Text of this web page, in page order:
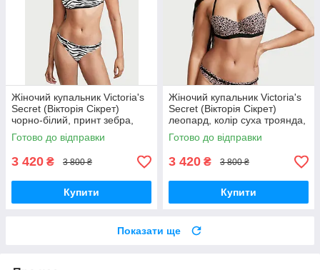
Жіночий купальник Victoria's
Secret (Вікторія Сікрет)
чорно-білий, принт зебра,
купальник 3 в 1, оригінал
Готово до відправки
3 420 ₴ 3 800 ₴
Купити
Жіночий купальник Victoria's
Secret (Вікторія Сікрет)
леопард, колір суха троянда,
купальник 3 в 1, оригінал
Готово до відправки
3 420 ₴ 3 800 ₴
Купити
Показати ще